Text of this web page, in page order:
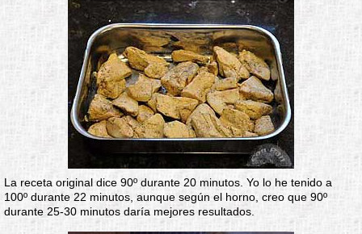
La receta original dice 90º durante 20 minutos. Yo lo he tenido a
100º durante 22 minutos, aunque según el horno, creo que 90º
durante 25-30 minutos daría mejores resultados.